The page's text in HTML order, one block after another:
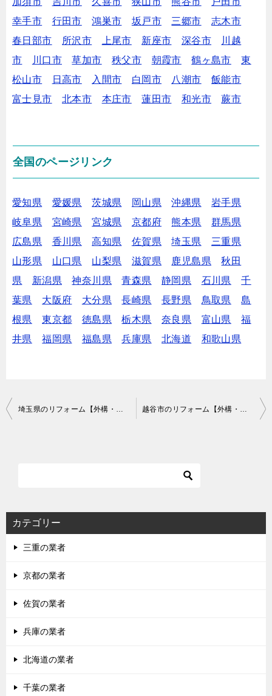
幸手市
行田市 鴻巣市 坂戸市 三郷市
志木市
春日部市
所沢市 上尾市 新座市 深谷市
川越
市
川口市 草加市 秩父市 朝霞市 鶴ヶ島市
東
松山市
日高市 入間市 白岡市 八潮市
飯能市
富士見市
北本市 本庄市 蓮田市 和光市 蕨市
全国のページリンク
愛知県 愛媛県 茨城県 岡山県 沖縄県
岩手県
岐阜県
宮崎県 宮城県 京都府 熊本県
群馬県
広島県
香川県 高知県 佐賀県 埼玉県
三重県
山形県
山口県 山梨県 滋賀県 鹿児島県
秋田
県
新潟県 神奈川県 青森県 静岡県 石川県
千
葉県
大阪府 大分県 長崎県 長野県 鳥取県
島
根県
東京都 徳島県 栃木県 奈良県 富山県
福
井県
福岡県 福島県 兵庫県 北海道 和歌山県
投
シ
ョ
埼玉県のリフォーム【外構・リノベーションなど】で費用が安いおすすめ業者は？口コミ・評判 越谷市のリフォーム【外構・リノベーションなど】で費用が安いおすすめ業者は？口コミ・評判
カテゴリー
三重の業者
京都の業者
佐賀の業者
兵庫の業者
北海道の業者
千葉の業者